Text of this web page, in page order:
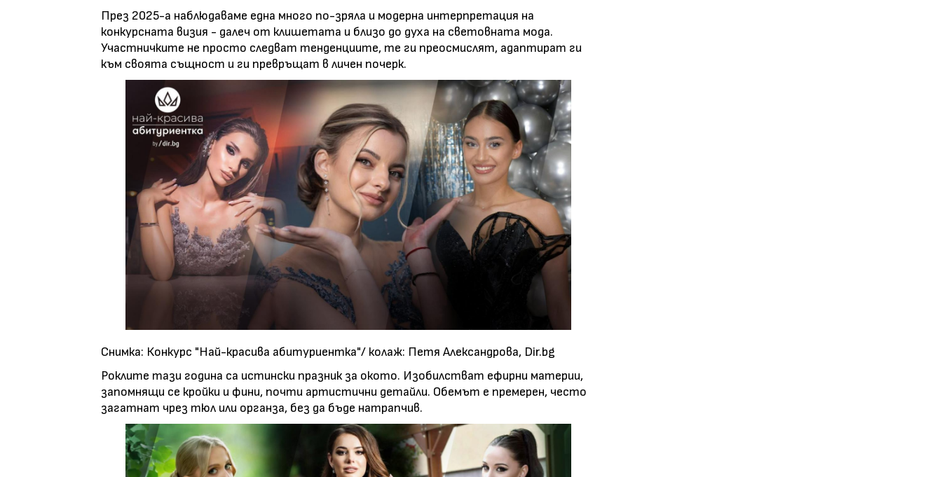
През 2025-а наблюдаваме една много по-зряла и модерна интерпретация на
конкурсната визия - далеч от клишетата и близо до духа на световната мода.
Участничките не просто следват тенденциите, те ги преосмислят, адаптират ги
към своята същност и ги превръщат в личен почерк.
Снимка: Конкурс "Най-красива абитуриентка"/ колаж: Петя Александрова, Dir.bg
Роклите тази година са истински празник за окото. Изобилстват ефирни материи,
запомнящи се кройки и фини, почти артистични детайли. Обемът е премерен, често
загатнат чрез тюл или органза, без да бъде натрапчив.